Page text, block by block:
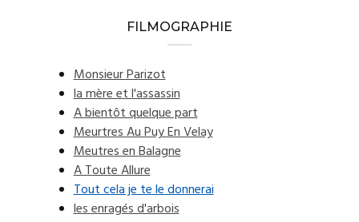
FILMOGRAPHIE
Monsieur Parizot
la mère et l'assassin
A bientôt quelque part
Meurtres Au Puy En Velay
Meutres en Balagne
A Toute Allure
Tout cela je te le donnerai
les enragés d'arbois